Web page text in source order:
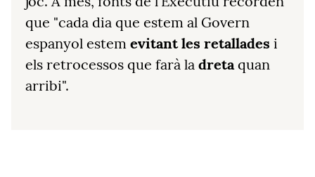
que "cada dia que estem al Govern
espanyol estem evitant les retallades i
els retrocessos que farà la dretaquan
arribi".